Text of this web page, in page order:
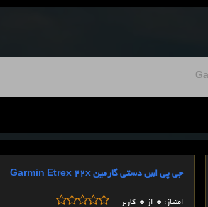
جی پی اس دستی گارمین Garmin Etrex 22x
امتیاز: 0 از 0 کاربر